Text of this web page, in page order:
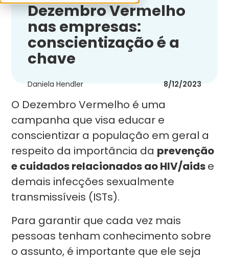
Dezembro Vermelho
nas empresas:
conscientização é a
chave
Daniela Hendler 8/12/2023
O Dezembro Vermelho é uma
campanha que visa educar e
conscientizar a população em geral a
respeito da importância da prevenção
e cuidados relacionados ao HIV/aidse
demais infecções sexualmente
transmissíveis (ISTs).
Para garantir que cada vez mais
pessoas tenham conhecimento sobre
o assunto, é importante que ele seja